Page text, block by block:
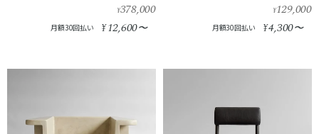
¥378,000
月額30回払い ¥12,600〜
¥129,000
月額30回払い ¥4,300〜